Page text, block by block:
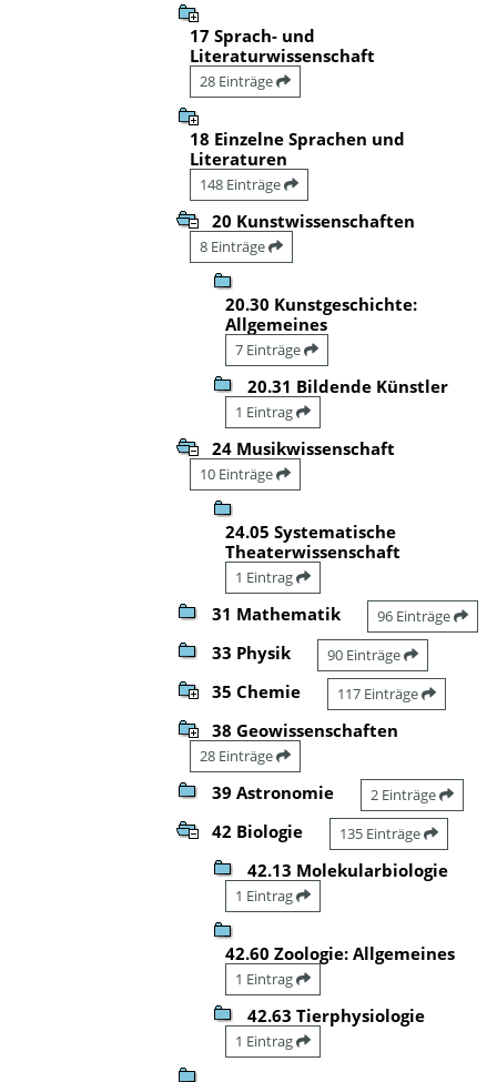
17 Sprach- und
Literaturwissenschaft
28 Einträge
18 Einzelne Sprachen und
Literaturen
148 Einträge
20 Kunstwissenschaften
8 Einträge
20.30 Kunstgeschichte:
Allgemeines
7 Einträge
20.31 Bildende Künstler
1 Eintrag
24 Musikwissenschaft
10 Einträge
24.05 Systematische
Theaterwissenschaft
1 Eintrag
31 Mathematik 96 Einträge
33 Physik 90 Einträge
35 Chemie 117 Einträge
38 Geowissenschaften
28 Einträge
39 Astronomie 2 Einträge
42 Biologie 135 Einträge
42.13 Molekularbiologie
1 Eintrag
42.60 Zoologie: Allgemeines
1 Eintrag
42.63 Tierphysiologie
1 Eintrag